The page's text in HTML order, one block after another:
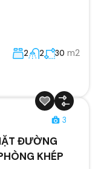
2 2 30 m2
3
ĐƯỜNG
KHÉP